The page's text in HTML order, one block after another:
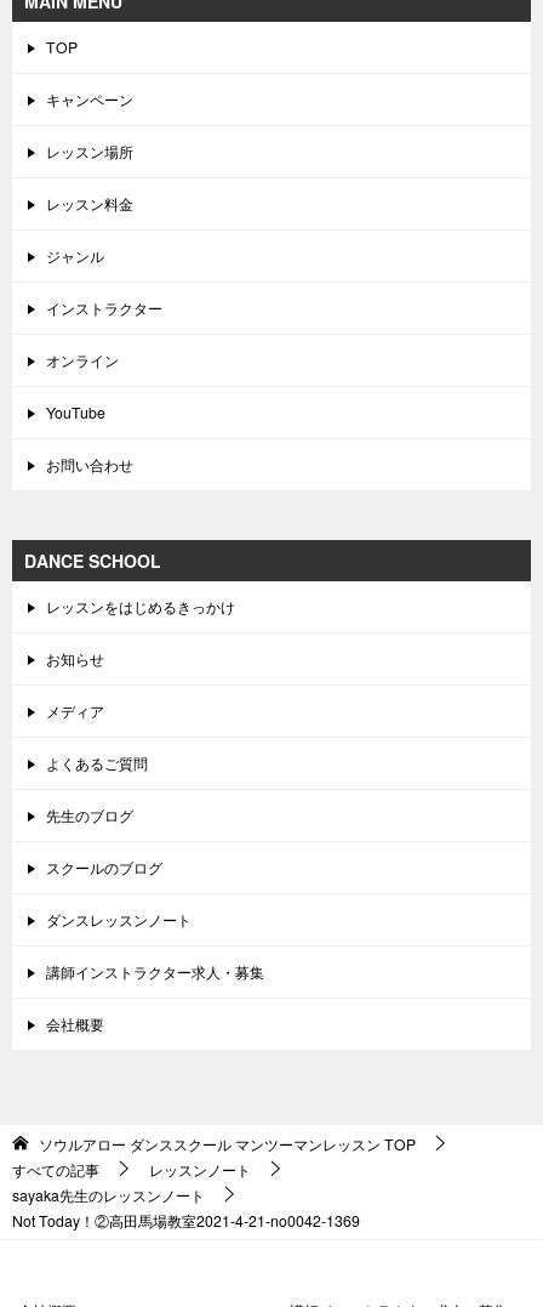
TOP
キャンペーン
レッスン場所
レッスン料金
ジャンル
インストラクター
オンライン
YouTube
お問い合わせ
DANCE SCHOOL
レッスンをはじめるきっかけ
お知らせ
メディア
よくあるご質問
先生のブログ
スクールのブログ
ダンスレッスンノート
講師インストラクター求人・募集
会社概要
ソウルアロー ダンススクール マンツーマンレッスン TOP
すべての記事
レッスンノート
sayaka先生のレッスンノート
Not Today！②高田馬場教室2021-4-21-no0042-1369